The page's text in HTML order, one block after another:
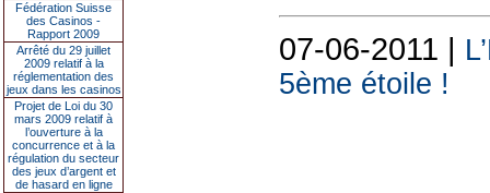
Fédération Suisse
des Casinos -
Rapport 2009
Arrêté du 29 juillet
2009 relatif à la
réglementation des
jeux dans les casinos
Projet de Loi du 30
mars 2009 relatif à
l’ouverture à la
concurrence et à la
régulation du secteur
des jeux d’argent et
de hasard en ligne
07-06-2011 |
5ème étoile !